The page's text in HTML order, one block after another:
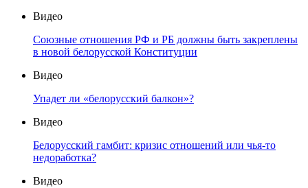
Видео
Союзные отношения РФ и РБ должны быть закреплены
в новой белорусской Конституции
Видео
Упадет ли «белорусский балкон»?
Видео
Белорусский гамбит: кризис отношений или чья-то
недоработка?
Видео